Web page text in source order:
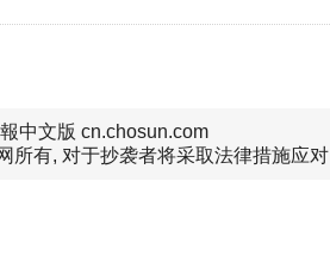
中文版 cn.chosun.com
所有, 对于抄袭者将采取法律措施应对